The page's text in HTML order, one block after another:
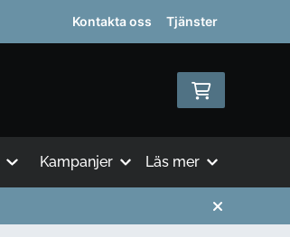
Kontakta oss Tjänster
Kampanjer Läs mer